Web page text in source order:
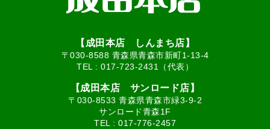
【成田本店 しんまち店】
〒030-8588 青森県青森市新町1-13-4
TEL : 017-723-2431（代表）
【成田本店 サンロード店】
〒030-8533 青森県青森市緑3-9-2
サンロード青森1F
TEL : 017-776-2457